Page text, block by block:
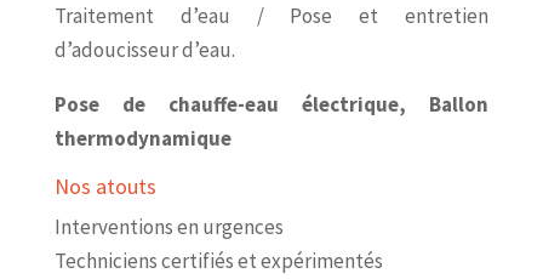
Traitement d’eau / Pose et entretien
d’adoucisseur d’eau.
Pose de chauffe-eau électrique, Ballon
thermodynamique
Nos atouts
Interventions en urgences
Techniciens certifiés et expérimentés